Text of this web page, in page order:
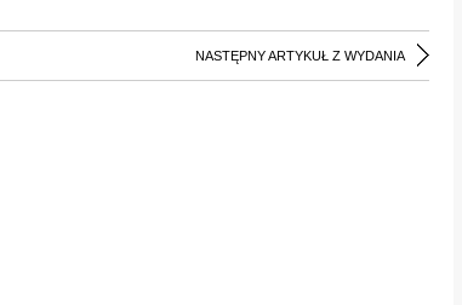
NASTĘPNY ARTYKUŁ Z WYDANIA